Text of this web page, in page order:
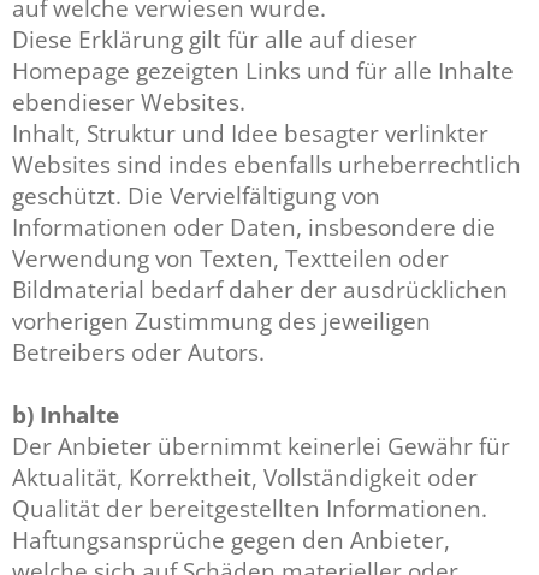
auf welche verwiesen wurde.
Diese Erklärung gilt für alle auf dieser
Homepage gezeigten Links und für alle Inhalte
ebendieser Websites.
Inhalt, Struktur und Idee besagter verlinkter
Websites sind indes ebenfalls urheberrechtlich
geschützt. Die Vervielfältigung von
Informationen oder Daten, insbesondere die
Verwendung von Texten, Textteilen oder
Bildmaterial bedarf daher der ausdrücklichen
vorherigen Zustimmung des jeweiligen
Betreibers oder Autors.
b) Inhalte
Der Anbieter übernimmt keinerlei Gewähr für
Aktualität, Korrektheit, Vollständigkeit oder
Qualität der bereitgestellten Informationen.
Haftungsansprüche gegen den Anbieter,